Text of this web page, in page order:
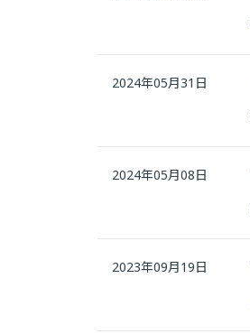
2024年05月31日
2024年05月08日
2023年09月19日